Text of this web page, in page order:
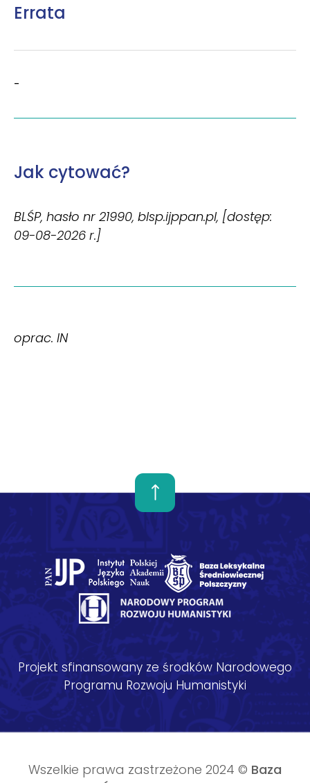
Errata
-
Jak cytować?
BLŚP, hasło nr 21990, blsp.ijppan.pl, [dostęp:
09-08-2026 r.]
oprac. IN
Projekt sfinansowany ze środków Narodowego
Programu Rozwoju Humanistyki
Wszelkie prawa zastrzeżone 2024 © Baza